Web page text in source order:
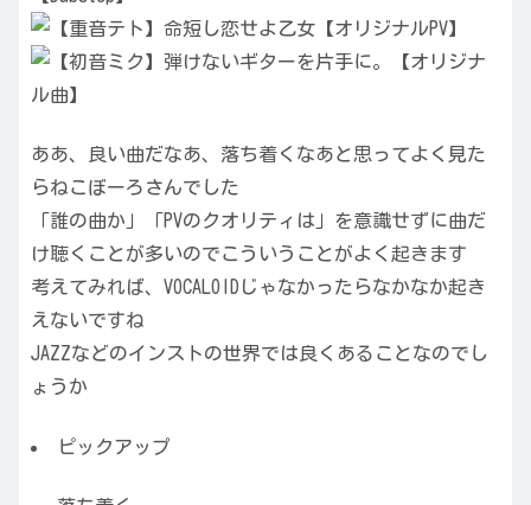
ああ、良い曲だなあ、落ち着くなあと思ってよく見た
らねこぼーろさんでした
「誰の曲か」「PVのクオリティは」を意識せずに曲だ
け聴くことが多いのでこういうことがよく起きます
考えてみれば、VOCALOIDじゃなかったらなかなか起き
えないですね
JAZZなどのインストの世界では良くあることなのでし
ょうか
ピックアップ